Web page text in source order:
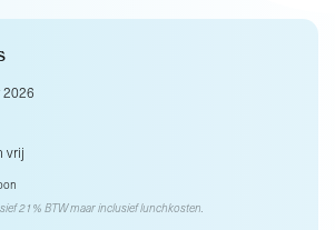
2026
vrij
21% BTW maar inclusief lunchkosten.